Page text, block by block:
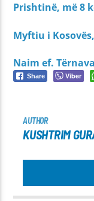
Prishtinë, më 8
Myftiu i Kosovës,
Naim
Share Viber
AUTHOR
KUSHTRIM